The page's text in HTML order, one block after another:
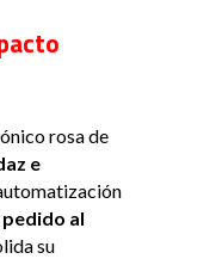
rosa de
e
pedido al
su